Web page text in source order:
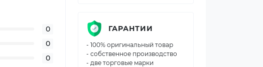
0
0
0
ГАРАНТИИ
- 100% оригинальный товар
- собственное производство
- две торговые марки